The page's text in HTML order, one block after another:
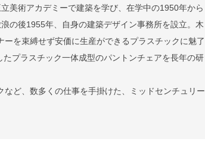
美術アカデミーで建築を学び、在学中の1950年から
の後1955年、自身の建築デザイン事務所を設立。木
を束縛せず安価に生産ができるプラスチックに魅了
プラスチック一体成型のパントンチェアを長年の研
ど、数多くの仕事を手掛けた、ミッドセンチュリー